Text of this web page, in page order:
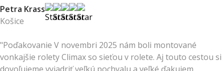
Petra Krass
Košice
"Poďakovanie V novembri 2025 nám boli montované
vonkajšie rolety Climax so sieťou v rolete. Aj touto cestou si